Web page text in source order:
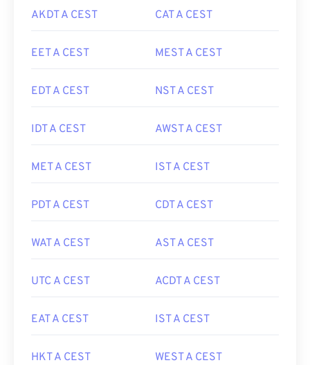
AKDT A CEST CAT A CEST
EET A CEST MEST A CEST
EDT A CEST NST A CEST
IDT A CEST AWST A CEST
MET A CEST IST A CEST
PDT A CEST CDT A CEST
WAT A CEST AST A CEST
UTC A CEST ACDT A CEST
EAT A CEST IST A CEST
HKT A CEST WEST A CEST